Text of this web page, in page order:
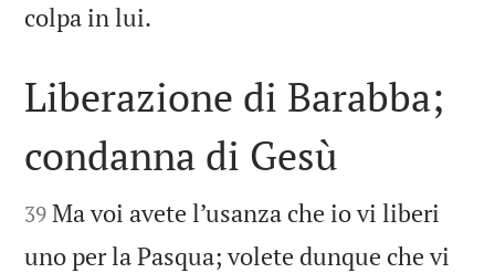
colpa in lui.

Liberazione di Barabba;
condanna di Gesù

39 Ma voi avete l’usanza che io vi liberi
uno per la Pasqua; volete dunque che vi